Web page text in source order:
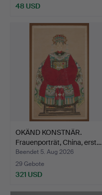
48 USD
OKÄND KONSTNÄR.
Frauenporträt, China, erst…
Beendet 5. Aug 2026
29 Gebote
321 USD